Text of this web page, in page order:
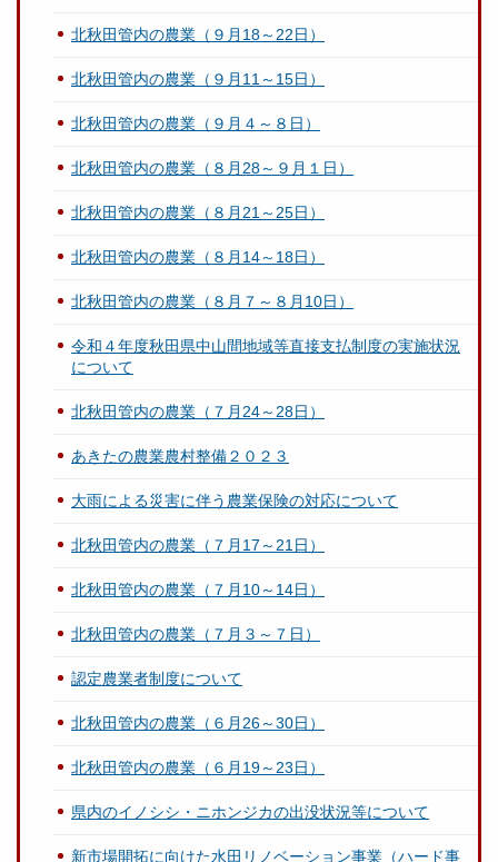
北秋田管内の農業（９月18～22日）
北秋田管内の農業（９月11～15日）
北秋田管内の農業（９月４～８日）
北秋田管内の農業（８月28～９月１日）
北秋田管内の農業（８月21～25日）
北秋田管内の農業（８月14～18日）
北秋田管内の農業（８月７～８月10日）
令和４年度秋田県中山間地域等直接支払制度の実施状況
について
北秋田管内の農業（７月24～28日）
あきたの農業農村整備２０２３
大雨による災害に伴う農業保険の対応について
北秋田管内の農業（７月17～21日）
北秋田管内の農業（７月10～14日）
北秋田管内の農業（７月３～７日）
認定農業者制度について
北秋田管内の農業（６月26～30日）
北秋田管内の農業（６月19～23日）
県内のイノシシ・ニホンジカの出没状況等について
新市場開拓に向けた水田リノベーション事業（ハード事